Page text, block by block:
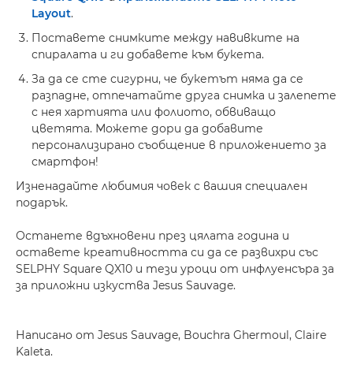
Layout.
Поставете снимките между навивките на
спиралата и ги добавете към букета.
За да се сте сигурни, че букетът няма да се
разпадне, отпечатайте друга снимка и залепете
с нея хартията или фолиото, обвиващо
цветята. Можете дори да добавите
персонализирано съобщение в приложението за
смартфон!
Изненадайте любимия човек с вашия специален
подарък.
Останете вдъхновени през цялата година и
оставете креативността си да се развихри със
SELPHY Square QX10 и тези уроци от инфлуенсъра за
за приложни изкуства Jesus Sauvage.
Написано от Jesus Sauvage, Bouchra Ghermoul, Claire
Kaleta.